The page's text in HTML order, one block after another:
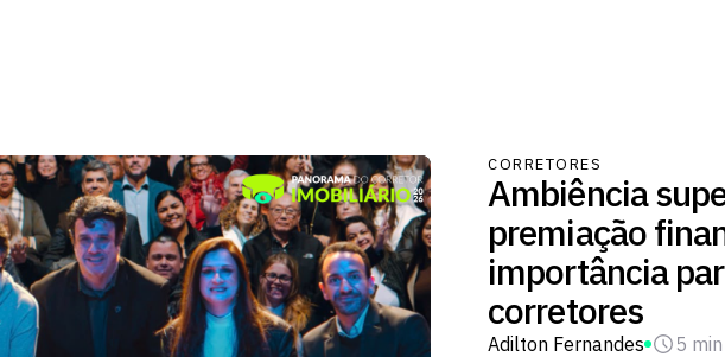
CORRETORES
Ambiência
premiação
importância
corretores
Adilton Fernandes 5 min